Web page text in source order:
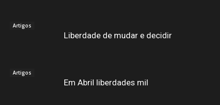
Artigos
Liberdade de mudar e decidir
Artigos
Em Abril liberdades mil